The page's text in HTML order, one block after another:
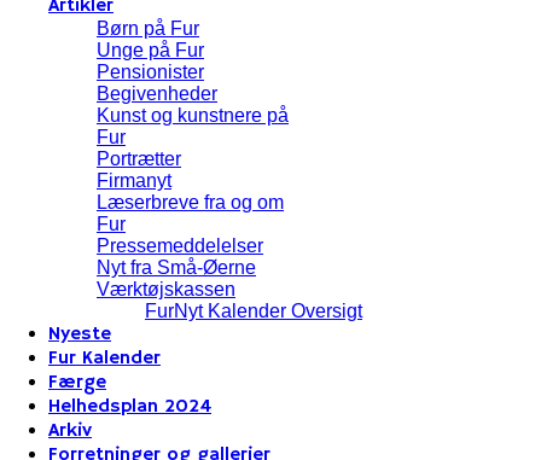
Artikler
Børn på Fur
Unge på Fur
Pensionister
Begivenheder
Kunst og kunstnere på
Fur
Portrætter
Firmanyt
Læserbreve fra og om
Fur
Pressemeddelelser
Nyt fra Små-Øerne
Værktøjskassen
FurNyt Kalender Oversigt
Nyeste
Fur Kalender
Færge
Helhedsplan 2024
Arkiv
Forretninger og gallerier